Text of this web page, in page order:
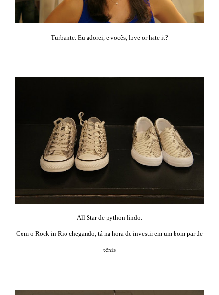
Turbante. Eu adorei, e vocês, love or hate it?
All Star de python lindo.
Com o Rock in Rio chegando, tá na hora de investir em um bom par de
tênis